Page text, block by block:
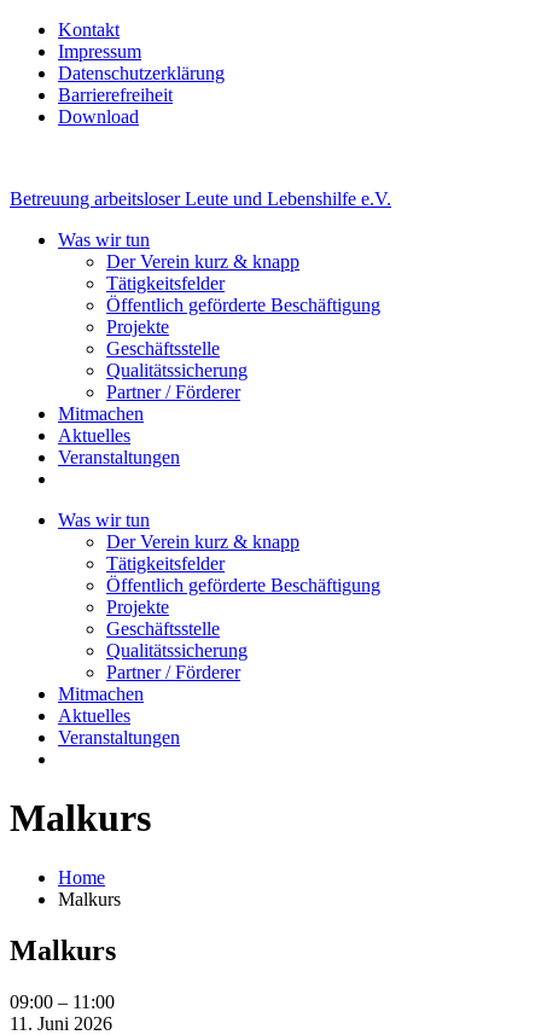
Kontakt
Impressum
Datenschutzerklärung
Barrierefreiheit
Download
Betreuung arbeitsloser Leute und Lebenshilfe e.V.
Was wir tun
Der Verein kurz & knapp
Tätigkeitsfelder
Öffentlich geförderte Beschäftigung
Projekte
Geschäftsstelle
Qualitätssicherung
Partner / Förderer
Mitmachen
Aktuelles
Veranstaltungen
Was wir tun
Der Verein kurz & knapp
Tätigkeitsfelder
Öffentlich geförderte Beschäftigung
Projekte
Geschäftsstelle
Qualitätssicherung
Partner / Förderer
Mitmachen
Aktuelles
Veranstaltungen
Malkurs
Home
Malkurs
Malkurs
Malkurs
09:00 – 11:00
11. Juni 2026